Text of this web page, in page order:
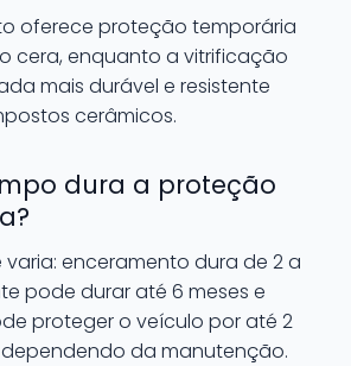
oferece proteção temporária
cera, enquanto a vitrificação
mais durável e resistente
cerâmicos.
dura a proteção
enceramento dura de 2 a
pode durar até 6 meses e
proteger o veículo por até 2
da manutenção.